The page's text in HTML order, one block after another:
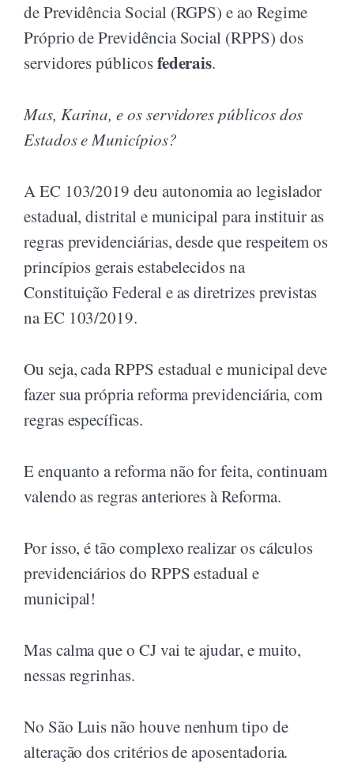
de Previdência Social (RGPS) e ao Regime
Próprio de Previdência Social (RPPS) dos
servidores públicosfederais.
Mas, Karina, e os servidores públicos dos
Estados e Municípios?
A EC 103/2019 deu autonomia ao legislador
estadual, distrital e municipal para instituir as
regras previdenciárias, desde que respeitem os
princípios gerais estabelecidos na
Constituição Federal e as diretrizes previstas
na EC 103/2019.
Ou seja, cada RPPS estadual e municipal deve
fazer sua própria reforma previdenciária, com
regras específicas.
E enquanto a reforma não for feita, continuam
valendo as regras anteriores à Reforma.
Por isso, é tão complexo realizar os cálculos
previdenciários do RPPS estadual e
municipal!
Mas calma que o CJ vai te ajudar, e muito,
nessas regrinhas.
No São Luis não houve nenhum tipo de
alteração dos critérios de aposentadoria.